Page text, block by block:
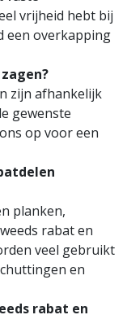
vrijheid hebt bij
een overkapping
zijn afhankelijk
gewenste
op voor een
planken,
rabat en
veel gebruikt
en
rabat en